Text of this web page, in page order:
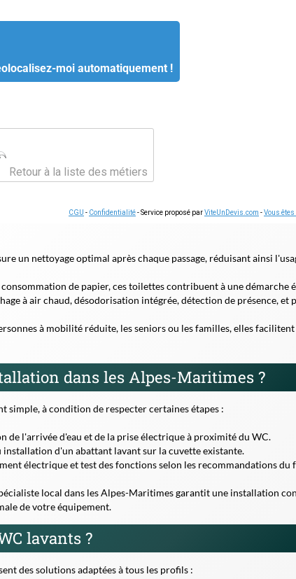
moi automatiquement !
Retour à la liste des métiers
CGU - Confidentialité- Service proposé parViteUnDevis.com -Vous
un nettoyage optimal après chaque passage, réduisant ainsi
de papier, ces toilettes contribuent à une démarche
à air chaud, désodorisation intégrée, détection de présence, et
à mobilité réduite, les seniors ou les familles, elles
dans les Alpes-Maritimes ?
simple, à condition de respecter certaines étapes :
de l'arrivée d'eau et de la prise électrique à proximité du WC.
installation d'un abattant lavant sur la cuvette existante.
électrique et test des fonctions selon les recommandations du
local dans les Alpes-Maritimes garantit une installation
de votre équipement.
lavants ?
des solutions adaptées à tous les profils :